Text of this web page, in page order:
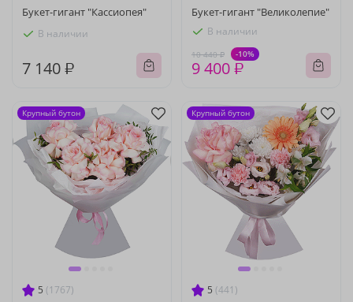
Букет-гигант "Кассиопея"
В наличии
7 140 ₽
Букет-гигант "Великолепие"
В наличии
10 440 ₽ -10%
9 400 ₽
5 (1767)
Крупный бутон
5 (441)
Крупный бутон